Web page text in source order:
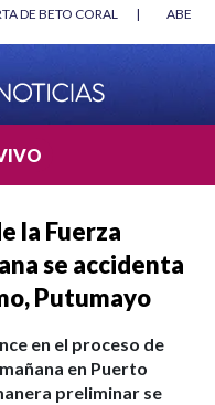
DE BETO CORAL |
la Fuerza
se accidenta
Putumayo
en el proceso de
en Puerto
preliminar se